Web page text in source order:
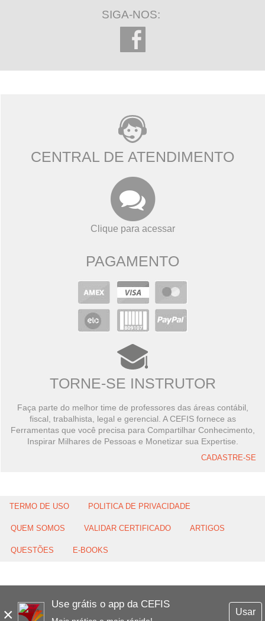
×
Use grátis o app da CEFIS
Usar
SIGA-NOS:
CENTRAL DE ATENDIMENTO
Clique para acessar
PAGAMENTO
TORNE-SE INSTRUTOR
Faça parte do melhor time de professores das áreas contábil,
fiscal, trabalhista, legal e gerencial. A CEFIS fornece as
Ferramentas que você precisa para Compartilhar Conhecimento,
Inspirar Milhares de Pessoas e Monetizar sua Expertise.
CADASTRE-SE
TERMO DE USO POLITICA DE PRIVACIDADE
QUEM SOMOS VALIDAR CERTIFICADO ARTIGOS
QUESTÕES E-BOOKS